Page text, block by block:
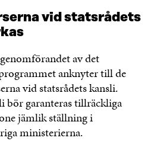
vid statsrådets
av det
anknyter till de
vid statsrådets kansli.
bör garanteras tillräckliga
jämlik ställning i
ministerierna.